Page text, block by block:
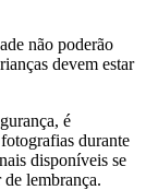
não poderão
devem estar
é
durante
disponíveis se
lembrança.